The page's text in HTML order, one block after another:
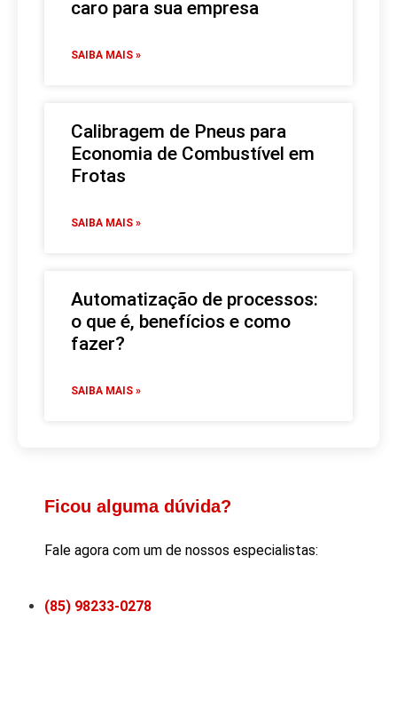
caro para sua empresa
SAIBA MAIS »
Calibragem de Pneus para
Economia de Combustível em
Frotas
SAIBA MAIS »
Automatização de processos:
o que é, benefícios e como
fazer?
SAIBA MAIS »
Ficou alguma dúvida?
Fale agora com um de nossos especialistas:
(85) 98233-0278